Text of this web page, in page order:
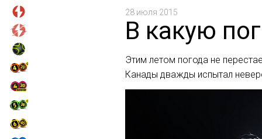
28 июля 2015
В какую
Этим летом погода не
Канады дважды испытал